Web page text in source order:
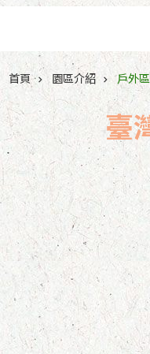
首頁 園區介紹 戶外區
臺灣動物區